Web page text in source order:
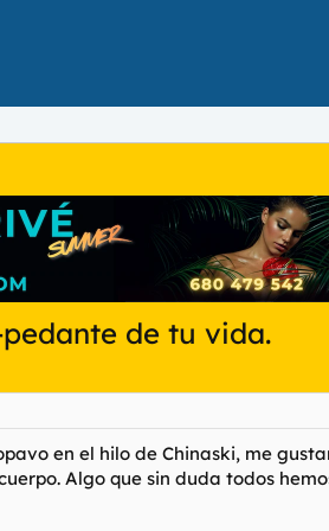
de tu vida.
en el hilo de Chinaski, me
Algo que sin duda todos